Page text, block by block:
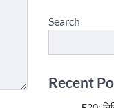
Search
Recent